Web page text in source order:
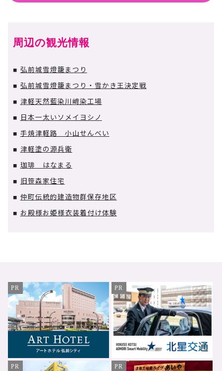
周辺の観光情報
■ 弘前城雪燈籠まつり
■ 弘前城雪燈籠まつり・雪かき王決定戦
■ 津軽天然藍染川﨑染工場
■ 日本一太いソメイヨシノ
■ 手焼津軽路 小山せんべい
■ 津軽塗の源兵衛
■ 珈琲 はなまる
■ 旧笹森家住宅
■ 仲町伝統的建造物群保存地区
■ お殿様お姫様衣装着付け体験
PR PR
PR PR